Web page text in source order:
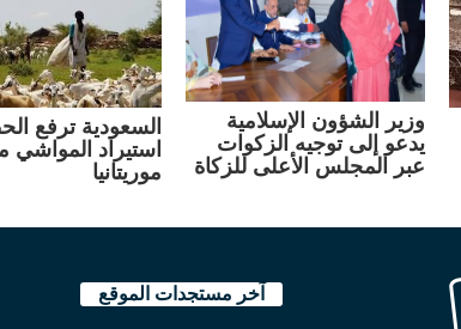
وزير الشؤون الإسلامية
يدعو إلى توجيه الزكوات
عبر المجلس الأعلى للزكاة
السعودية ترفع
استيراد المواشي
موريتانيا
آخر مستجدات الموقع